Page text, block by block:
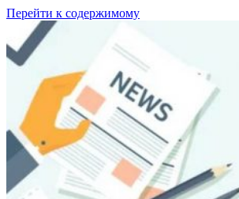
Перейти к содержимому